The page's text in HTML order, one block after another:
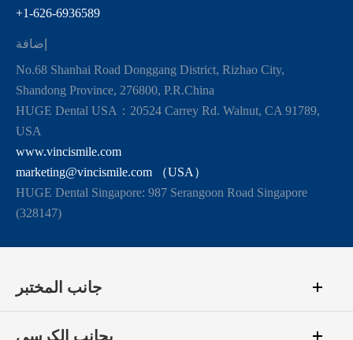
+1-626-6936589
إضافة
No.68 Shanhai Road Donggang District, Rizhao City,
Shandong Province, 276800, P.R.China
HUGE Dental USA：20524 Carrey Rd. Walnut, CA 91789,
USA
www.vincismile.com
marketing@vincismile.com （USA）
HUGE Dental Singapore: 987 Serangoon Road Singapore
(328147)
جانب المختبر
بجانب الكرسي